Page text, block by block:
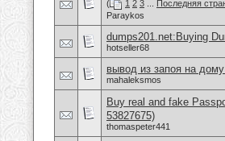
( 1 2 3 Последняя
Paraykos
dumps201.net:Buying
hotseller68
вывод из запоя на
mahaleksmos
Buy real and fake
53827675)
thomaspeter441